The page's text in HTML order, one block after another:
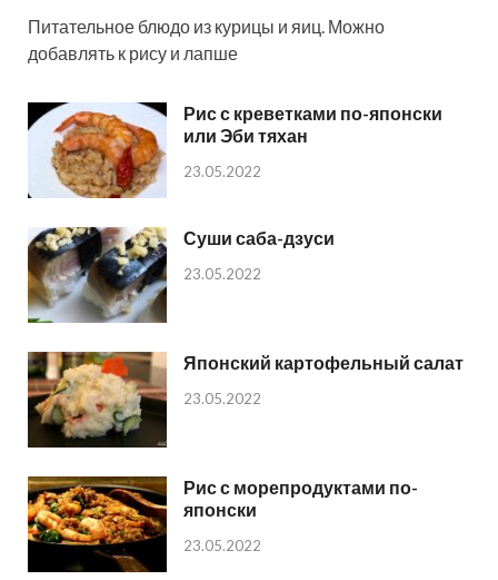
Питательное блюдо из курицы и яиц. Можно
добавлять к рису и лапше
Рис с креветками по-японски
или Эби тяхан
23.05.2022
Суши саба-дзуси
23.05.2022
Японский картофельный салат
23.05.2022
Рис с морепродуктами по-
японски
23.05.2022